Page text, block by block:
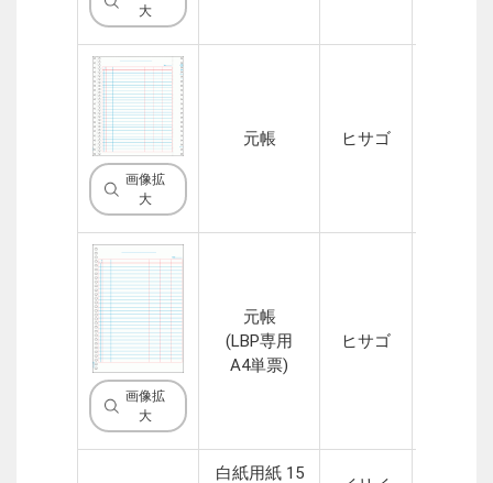
大
画像拡
大
元帳 ヒサゴ
画像拡
大
元帳
(LBP専用
A4単票)
ヒサゴ
白紙用紙 15